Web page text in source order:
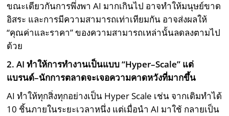
ขณะเดียวกันการพึ่งพา AI มากเกินไป อาจทำให้มนุษย์ขาด
อิสระ และการมีความสามารถเท่าเทียมกัน อาจส่งผลให้
“คุณค่าและราคา” ของความสามารถเหล่านั้นลดลงตามไป
ด้วย
2. AIทำให้การทำงานเป็นแบบ “Hyper–Scale” แต่
แบรนด์–นักการตลาดจะเจอความคาดหวังที่มากขึ้น
AI ทำให้ทุกสิ่งทุกอย่างเป็น Hyper Scale เช่น จากเดิมทำได้
10 ชิ้นภายในระยะเวลาหนึ่ง แต่เมื่อนำ AI มาใช้ กลายเป็น